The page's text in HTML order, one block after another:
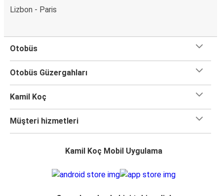
Lizbon - Paris
Otobüs
Otobüs Güzergahları
Kamil Koç
Müşteri hizmetleri
Kamil Koç Mobil Uygulama